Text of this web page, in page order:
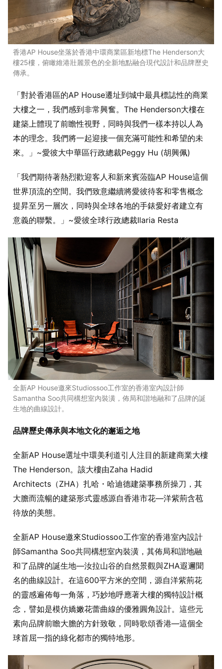
香港AP House坐落於香港中環商業區新地標The Henderson大
樓25樓，俯瞰維港壯麗景色的全新地點融合現代設計和品牌歷史
傳承。
「對於香港區的AP House遷址到城中最具標誌性的商業
大樓之一，我們感到非常興奮。The Henderson大樓在
建築上體現了前瞻性視野，同時與我們一樣本持以人為
本的理念。我們將一起迎接一個充滿可能性和希望的未
來。」~愛彼大中華區行政總裁Peggy Hu (胡興佩)
「我們期待著熱烈歡迎客人和新來賓蒞臨AP House這個
世界頂流的空間。我們致意繼續將愛彼待客和零售概念
提昇至另一層次，同時與全球各地的手錶愛好者建立有
意義的聯繫。」~愛彼全球行政總裁Ilaria Resta
全新AP House邀來Studiossoo工作室的香港室內設計師
Samantha Soo共同構想室內裝潢，佈局和諧地融和了品牌的誕
生地的曲線設計。
品牌歷史傳承與本地文化的邂逅之地
全新AP House選址中環美利道引人注目的新建商業大樓
The Henderson。該大樓由Zaha Hadid
Architects（ZHA）扎哈・哈迪德建築事務所操刀，其
大膽而流暢的建築形式靈感源自香港市花—洋紫荊含苞
待放的美態。
全新AP House邀來Studiossoo工作室的香港室內設計
師Samantha Soo共同構想室內裝潢，其佈局和諧地融
和了品牌的誕生地—汝拉山谷的自然景觀與ZHA遐邇聞
名的曲線設計。在這600平方米的空間，源自洋紫荊花
的靈感遍佈每一角落，巧妙地呼應著大樓的獨特設計概
念，譬如是模仿嬌嫩花蕾曲線的優雅圓角設計。這些元
素向品牌前瞻大膽的方針致敬，同時歌頌香港—這個全
球首屈一指的綠化都市的獨特地形。